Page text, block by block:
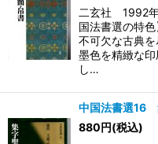
二玄社 1992
国法書選の特
不可欠な古典
墨色を精緻な
し…
中国法書選
880円(税込)